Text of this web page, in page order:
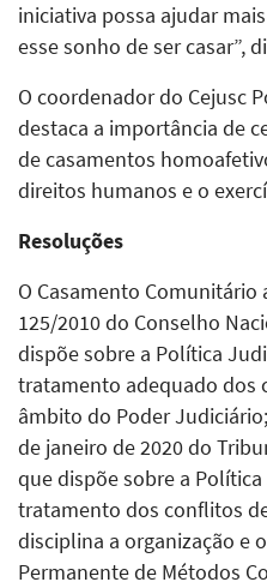
iniciativa possa ajudar
esse sonho de ser casar”,
O coordenador do Cejusc
destaca a importância de
de casamentos
direitos humanos e o
Resoluções
O Casamento Comunitário
125/2010 do Conselho
dispõe sobre a Política
tratamento adequado dos
âmbito do Poder
de janeiro de 2020 do
que dispõe sobre a
tratamento dos conflitos
disciplina a organização e
Permanente de Métodos